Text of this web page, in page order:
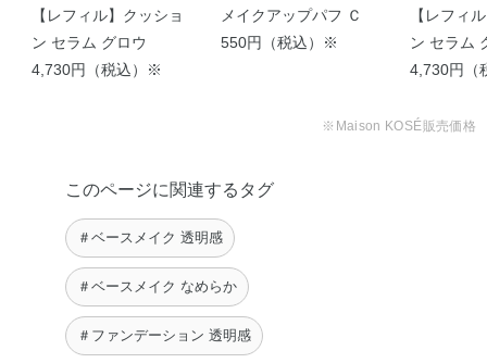
【レフィル】クッショ
ン セラム グロウ
4,730円（税込）※
メイクアップパフ Ｃ
550円（税込）※
【レフィ
ン セラム
4,730円（
※Maison KOSÉ販売価格
このページに関連するタグ
＃ベースメイク 透明感
＃ベースメイク なめらか
＃ファンデーション 透明感